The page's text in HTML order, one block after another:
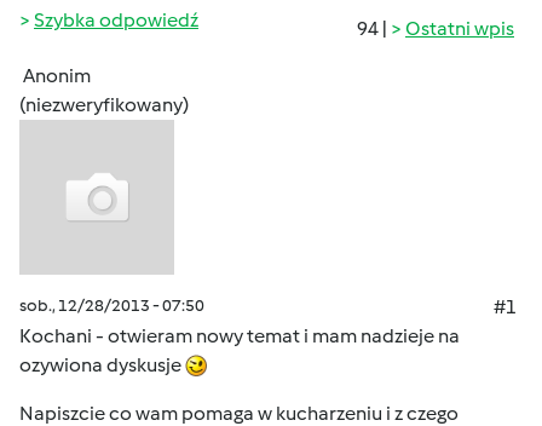
94 | Ostatni wpis
Szybka odpowiedź
Anonim
(niezweryfikowany)
sob., 12/28/2013 - 07:50
#1
Kochani - otwieram nowy temat i mam nadzieje na
ozywiona dyskusje
Napiszcie co wam pomaga w kucharzeniu i z czego